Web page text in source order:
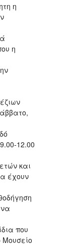
η
η
12.00
και
έχουν
που